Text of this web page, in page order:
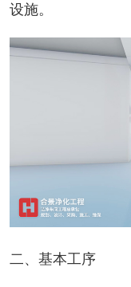
设施。
二、基本工序